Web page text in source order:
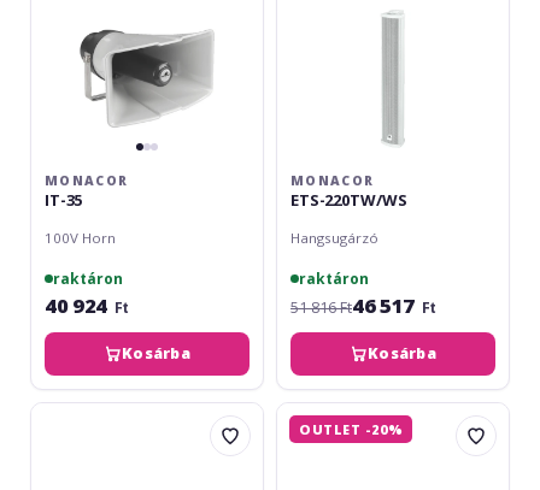
MONACOR
IT-35
100V Horn
raktáron
40 924 Ft
Kosárba
MONACOR
ETS-220TW/WS
Hangsugárzó
raktáron
51 816 Ft46 517 Ft
Kosárba
Omnitronic
IC
Audio
OUTLET -20%